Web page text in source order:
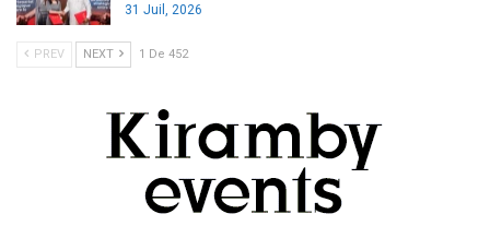
31 Juil, 2026
PREV NEXT 1 De 452